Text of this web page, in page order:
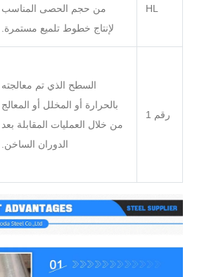
HL
من حجم الحصى المناسب
لإنتاج خطوط تلميع مستمرة.
رقم 1
السطح الذي تم معالجته
بالحرارة أو المخلل أو المعالج
من خلال العمليات المقابلة بعد
الدوران الساخن.